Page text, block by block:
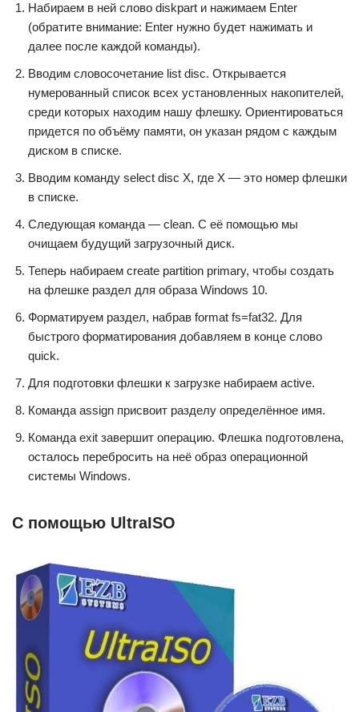
Набираем в ней слово diskpart и нажимаем Enter
(обратите внимание: Enter нужно будет нажимать и
далее после каждой команды).
Вводим словосочетание list disc. Открывается
нумерованный список всех установленных накопителей,
среди которых находим нашу флешку. Ориентироваться
придется по объёму памяти, он указан рядом с каждым
диском в списке.
Вводим команду select disc X, где X — это номер флешки
в списке.
Следующая команда — clean. С её помощью мы
очищаем будущий загрузочный диск.
Теперь набираем create partition primary, чтобы создать
на флешке раздел для образа Windows 10.
Форматируем раздел, набрав format fs=fat32. Для
быстрого форматирования добавляем в конце слово
quick.
Для подготовки флешки к загрузке набираем active.
Команда assign присвоит разделу определённое имя.
Команда exit завершит операцию. Флешка подготовлена,
осталось перебросить на неё образ операционной
системы Windows.
С помощью UltraISO